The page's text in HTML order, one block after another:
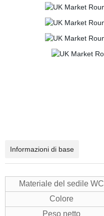
Informazioni di base
Materiale del sedile WC
Colore
Peso netto